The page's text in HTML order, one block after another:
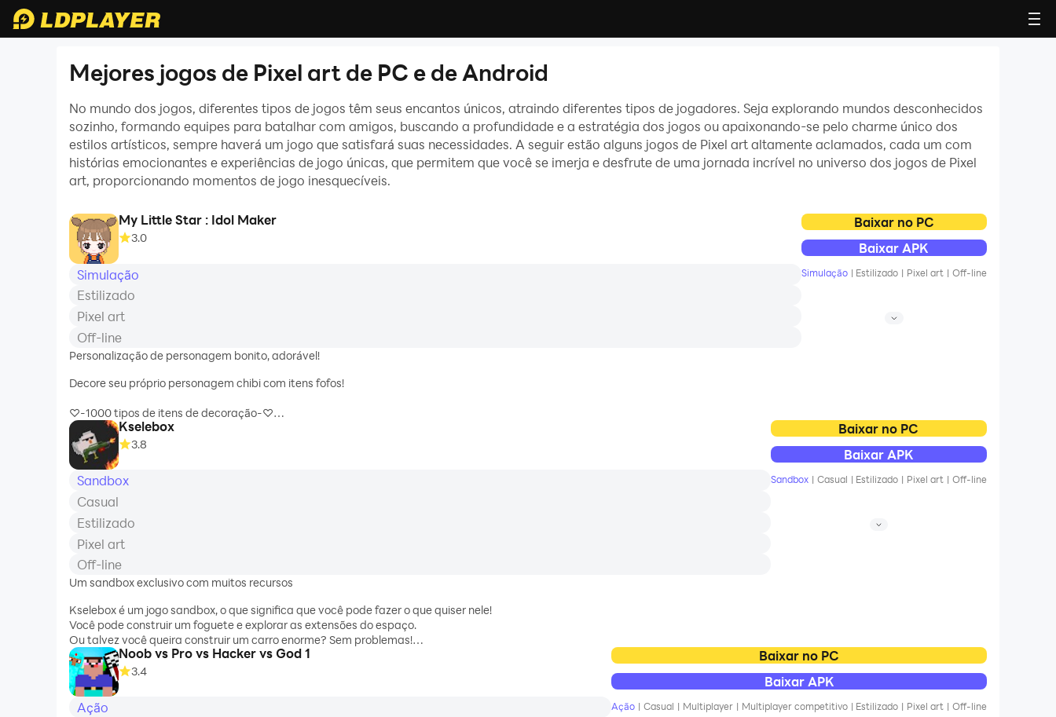
Mejores jogos de Pixel art de PC e de Android
No mundo dos jogos, diferentes tipos de jogos têm seus encantos únicos, atraindo diferentes tipos de jogadores. Seja explorando mundos desconhecidos
sozinho, formando equipes para batalhar com amigos, buscando a profundidade e a estratégia dos jogos ou apaixonando-se pelo charme único dos
estilos artísticos, sempre haverá um jogo que satisfará suas necessidades. A seguir estão alguns jogos de Pixel art altamente aclamados, cada um com
histórias emocionantes e experiências de jogo únicas, que permitem que você se imerja e desfrute de uma jornada incrível no universo dos jogos de Pixel
art, proporcionando momentos de jogo inesquecíveis.
My Little Star : Idol Maker
3.0
Simulação
Estilizado
Pixel art
Off-line
Personalização de personagem bonito, adorável!
Decore seu próprio personagem chibi com itens fofos!
♡-1000 tipos de itens de decoração-♡
♡-Cílios, lentes, tingimento ?! Vários Customizing!-♡
♡-É meu estilo! Gráfico de ponto atraente-♡
♡-Salve na galeria e compartilhe com seus amigos!-♡
Twitter : @mylittlestar19
bgm info. DCI Noot (https://dcinoot.bandcamp.com/)
Baixar no PC
Baixar APK
Simulação | Estilizado | Pixel art | Off-line
Kselebox
3.8
Sandbox
Casual
Estilizado
Pixel art
Off-line
Um sandbox exclusivo com muitos recursos
Kselebox é um jogo sandbox, o que significa que você pode fazer o que quiser nele!
Você pode construir um foguete e explorar as extensões do espaço.
Ou talvez você queira construir um carro enorme? Sem problemas!
Faça o que quiser! Há também missões no jogo, que você pode completar para se familiarizar com a mecânica do jogo ou se estiver sem
ideias.
O jogo possui vários mapas/mundos, cujo número será atualizado regularmente, assim como o número de itens e conteúdo do jogo!
Os jogadores podem
Baixar no PC
Baixar APK
Sandbox | Casual | Estilizado | Pixel art | Off-line
Noob vs Pro vs Hacker vs God 1
3.4
Ação
Baixar no PC
Baixar APK
Ação | Casual | Multiplayer | Multiplayer competitivo | Estilizado | Pixel art | Off-line